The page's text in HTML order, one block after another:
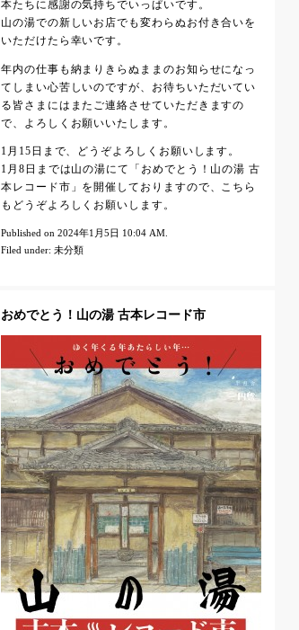
本たちに感謝の気持ちでいっぱいです。
山の湯での新しいお店でも変わらぬお付き合いを
いただけたら幸いです。
年内の仕事も納まりきらぬままのお知らせになっ
てしまい心苦しいのですが、お待ちいただいてい
る皆さまにはまたご連絡させていただきますの
で、よろしくお願いいたします。
1月15日まで、どうぞよろしくお願いします。
1月8日までは山の湯にて「おめでとう！山の湯 古
本レコード市」を開催しておりますので、こちら
もどうぞよろしくお願いします。
Published on 2024年1月5日 10:04 AM.
Filed under: 未分類
おめでとう！山の湯 古本レコード市